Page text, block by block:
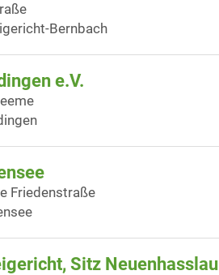
Bernbach
e.V.
Friedenstraße
Sitz Neuenhasslau